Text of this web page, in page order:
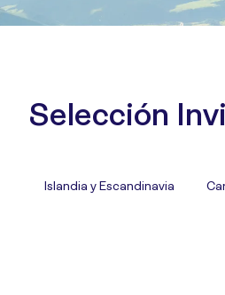
Selección
Islandia y Escandinavia